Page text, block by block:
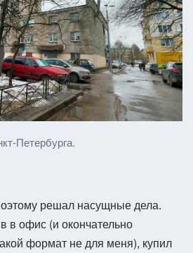
Петербурга.
решал насущные дела.
в офис (и окончательно
формат не для меня), купил